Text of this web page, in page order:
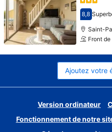
Avec une
8,8
Saint-
Front de
Ajoutez votre
Version ordinateur
Fonctionnement de notre